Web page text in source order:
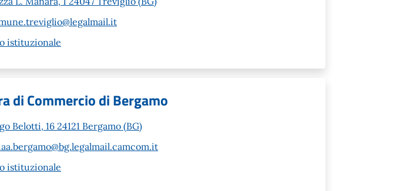
istituzionale
di Commercio di Bergamo
Belotti, 16 24121 Bergamo (BG)
istituzionale